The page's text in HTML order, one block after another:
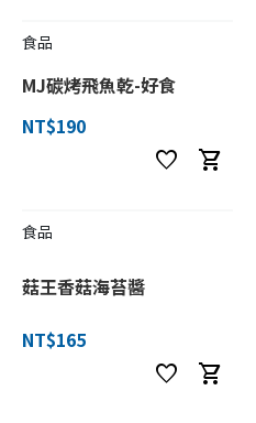
食品
MJ碳烤飛魚乾-好食
NT$190
favorite shopping_cart
食品
菇王香菇海苔醬
NT$165
favorite shopping_cart